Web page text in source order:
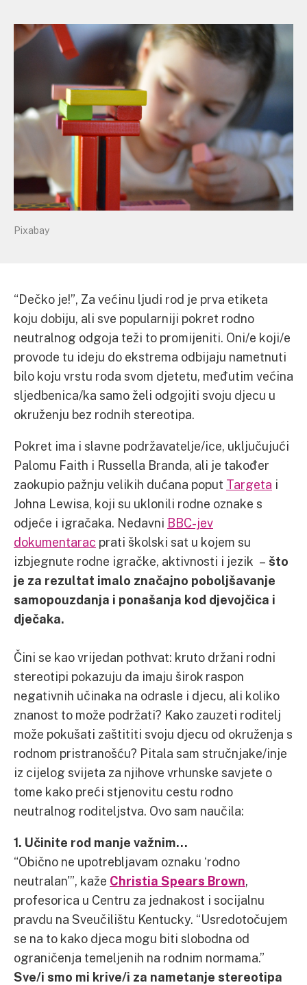
Pixabay
“Dečko je!”, Za većinu ljudi rod je prva etiketa
koju dobiju, ali sve popularniji pokret rodno
neutralnog odgoja teži to promijeniti. Oni/e koji/e
provode tu ideju do ekstrema odbijaju nametnuti
bilo koju vrstu roda svom djetetu, međutim većina
sljedbenica/ka samo želi odgojiti svoju djecu u
okruženju bez rodnih stereotipa.
Pokret ima i slavne podržavatelje/ice, uključujući
Palomu Faith i Russella Branda, ali je također
zaokupio pažnju velikih dućana poput Targeta i
Johna Lewisa, koji su uklonili rodne oznake s
odjeće i igračaka. Nedavni BBC-jev
dokumentarac prati školski sat u kojem su
izbjegnute rodne igračke, aktivnosti i jezik – što
je za rezultat imalo značajno poboljšavanje
samopouzdanja i ponašanja kod djevojčica i
dječaka.
Čini se kao vrijedan pothvat: kruto držani rodni
stereotipi pokazuju da imaju širok raspon
negativnih učinaka na odrasle i djecu, ali koliko
znanost to može podržati? Kako zauzeti roditelj
može pokušati zaštititi svoju djecu od okruženja s
rodnom pristranošću? Pitala sam stručnjake/inje
iz cijelog svijeta za njihove vrhunske savjete o
tome kako preći stjenovitu cestu rodno
neutralnog roditeljstva. Ovo sam naučila:
1. Učinite rod manje važnim…
“Obično ne upotrebljavam oznaku ‘rodno
neutralan'”, kaže Christia Spears Brown,
profesorica u Centru za jednakost i socijalnu
pravdu na Sveučilištu Kentucky. “Usredotočujem
se na to kako djeca mogu biti slobodna od
ograničenja temeljenih na rodnim normama.”
Sve/i smo mi krive/i za nametanje stereotipa